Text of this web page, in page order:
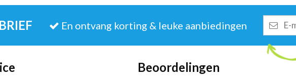
En ontvang korting & leuke aanbiedingen
mailadres
Beoordelingen